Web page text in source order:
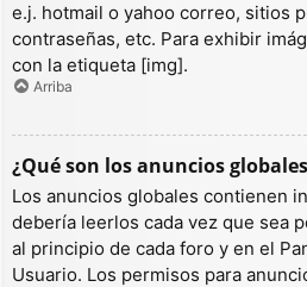
e.j. hotmail o yahoo correo, sitios
contraseñas, etc. Para exhibir
con la etiqueta [img].
Arriba
¿Qué son los anuncios
Los anuncios globales contienen
debería leerlos cada vez que sea
al principio de cada foro y en el
Usuario. Los permisos para